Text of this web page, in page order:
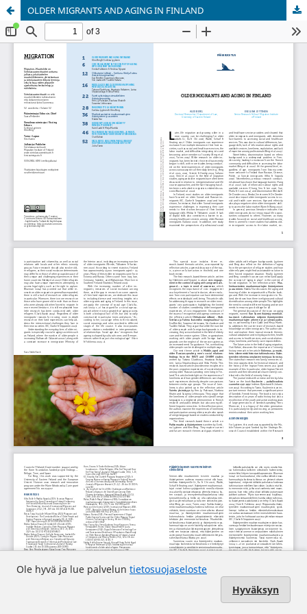
OLDER MIGRANTS AND AGING IN FINLAND
Ole hyvä ja lue palvelun tietosuojaseloste
Hyväksyn
Palvelua ylläpitääTieteellisten seurain valtuuskunta